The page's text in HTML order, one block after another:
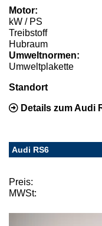
Motor:
kW / PS
Treibstoff
Hubraum
Umweltnormen:
Umweltplakette
Standort
Details zum Audi
Audi RS6
Preis:
MWSt: